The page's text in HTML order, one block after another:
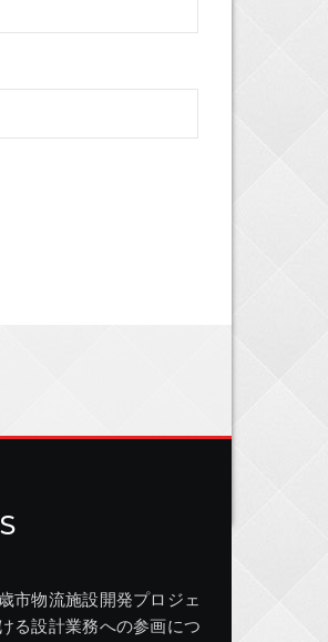
市物流施設開発プロジェ
る設計業務への参画につ